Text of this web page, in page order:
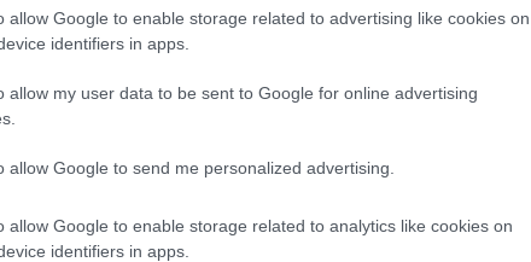
allow Google to enable storage related to advertising like cookies on
identifiers in apps.
allow my user data to be sent to Google for online advertising
allow Google to send me personalized advertising.
allow Google to enable storage related to analytics like cookies on
identifiers in apps.
all’Oratorio di San Filippo Neri, ha visto
dei Carabinieri Forestali
della Fondazione del Monte, ha
perfettamente con gli obiettivi dell’Agenda
città e comunità sostenibili. La